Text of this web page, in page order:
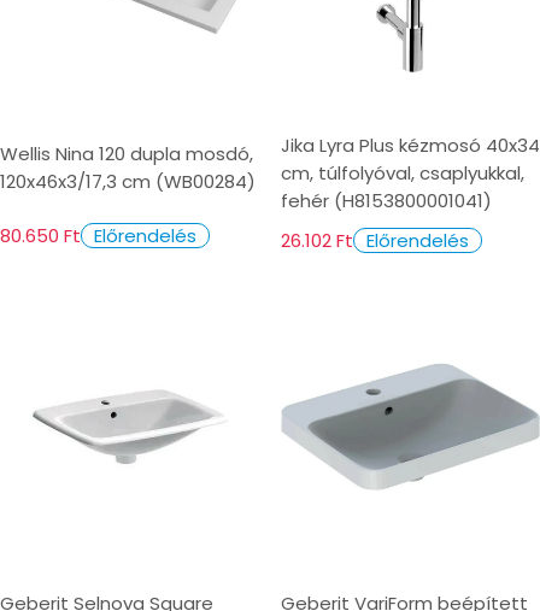
Wellis Nina 120 dupla mosdó,
120x46x3/17,3 cm (WB00284)
80.650 Ft Előrendelés
Jika Lyra Plus kézmosó 40x34
cm, túlfolyóval, csaplyukkal,
fehér (H8153800001041)
26.102 Ft Előrendelés
Geberit Selnova Square
Geberit VariForm beépített